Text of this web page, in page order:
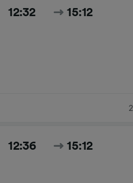
12:32 15:12
12:36 15:12